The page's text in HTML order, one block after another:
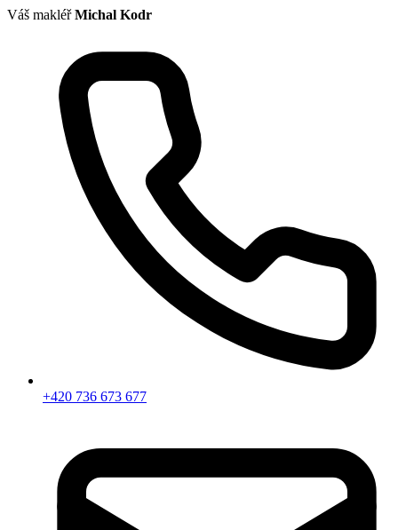
Váš makléř Michal Kodr
+420 736 673 677